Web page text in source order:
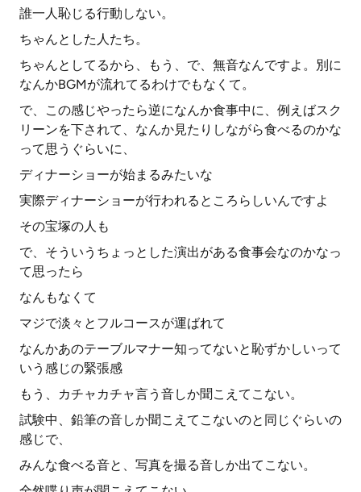
誰一人恥じる行動しない。
ちゃんとした人たち。
ちゃんとしてるから、もう、で、無音なんですよ。別に
なんかBGMが流れてるわけでもなくて。
で、この感じやったら逆になんか食事中に、例えばスク
リーンを下されて、なんか見たりしながら食べるのかな
って思うぐらいに、
ディナーショーが始まるみたいな
実際ディナーショーが行われるところらしいんですよ
その宝塚の人も
で、そういうちょっとした演出がある食事会なのかなっ
て思ったら
なんもなくて
マジで淡々とフルコースが運ばれて
なんかあのテーブルマナー知ってないと恥ずかしいって
いう感じの緊張感
もう、カチャカチャ言う音しか聞こえてこない。
試験中、鉛筆の音しか聞こえてこないのと同じぐらいの
感じで、
みんな食べる音と、写真を撮る音しか出てこない。